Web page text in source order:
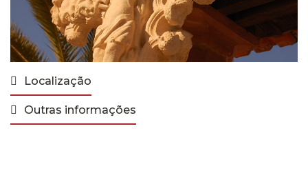
Localização
Outras informações